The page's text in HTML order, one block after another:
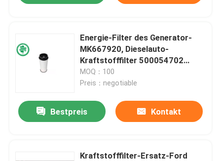
Energie-Filter des Generator-
MK667920, Dieselauto-
Kraftstofffilter 500054702
5801354114 Mitsubishis
MOQ：100
Preis：negotiable
Bestpreis Kontakt
Kraftstofffilter-Ersatz-Ford